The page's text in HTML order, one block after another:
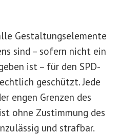
Gestaltungselemente
sind – sofern nicht ein
ist – für den SPD-
geschützt. Jede
engen Grenzen des
ohne Zustimmung des
und strafbar.